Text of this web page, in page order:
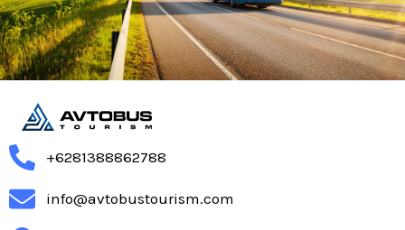
+6281388862788
info@avtobustourism.com